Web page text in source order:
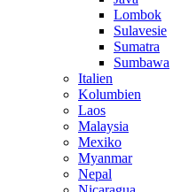
Lombok
Sulavesie
Sumatra
Sumbawa
Italien
Kolumbien
Laos
Malaysia
Mexiko
Myanmar
Nepal